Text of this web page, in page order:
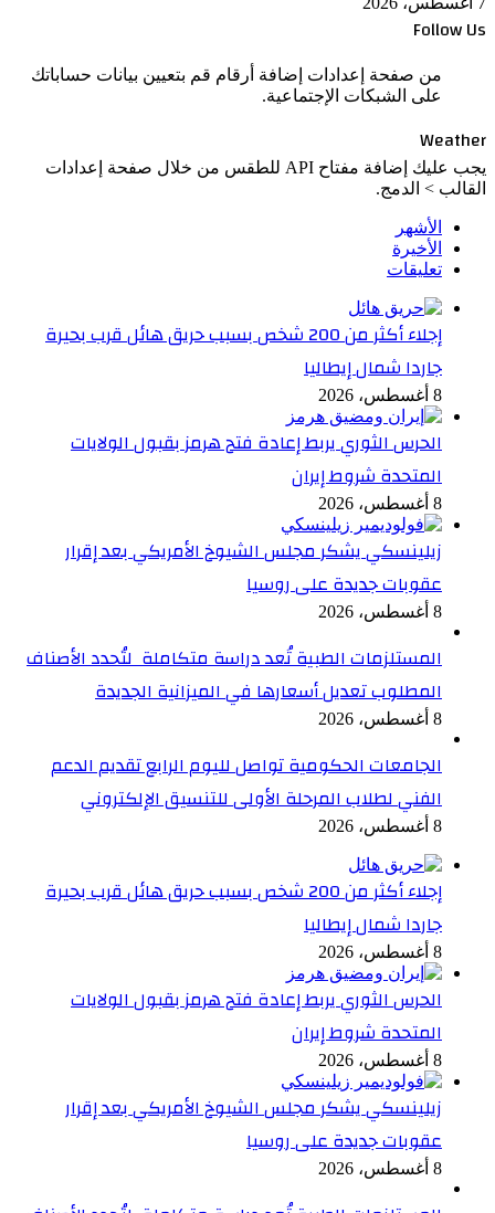
Follow Us
من صفحة إعدادات إضافة أرقام قم بتعيين بيانات حساباتك
على الشبكات الإجتماعية.
Weather
يجب عليك إضافة مفتاح API للطقس من خلال صفحة إعدادات
القالب > الدمج.
الأشهر
الأخيرة
تعليقات
إجلاء أكثر من 200 شخص بسبب حريق هائل قرب بحيرة
جاردا شمال إيطاليا
8 أغسطس، 2026
الحرس الثوري يربط إعادة فتح هرمز بقبول الولايات
المتحدة شروط إيران
8 أغسطس، 2026
زيلينسكي يشكر مجلس الشيوخ الأمريكي بعد إقرار
عقوبات جديدة على روسيا
8 أغسطس، 2026
المستلزمات الطبية تُعد دراسة متكاملة لتُحدد الأصناف
المطلوب تعديل أسعارها في الميزانية الجديدة
8 أغسطس، 2026
الجامعات الحكومية تواصل لليوم الرابع تقديم الدعم
الفني لطلاب المرحلة الأولى للتنسيق الإلكتروني
8 أغسطس، 2026
إجلاء أكثر من 200 شخص بسبب حريق هائل قرب بحيرة
جاردا شمال إيطاليا
8 أغسطس، 2026
الحرس الثوري يربط إعادة فتح هرمز بقبول الولايات
المتحدة شروط إيران
8 أغسطس، 2026
زيلينسكي يشكر مجلس الشيوخ الأمريكي بعد إقرار
عقوبات جديدة على روسيا
8 أغسطس، 2026